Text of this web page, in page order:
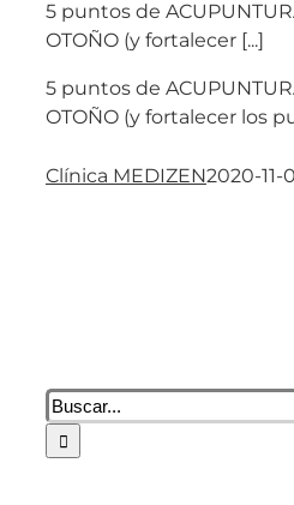
5 puntos de
OTOÑO (y fortalecer [...]
5 puntos de
OTOÑO (y fortalecer los
Clínica MEDIZEN2020-11-
Buscar: